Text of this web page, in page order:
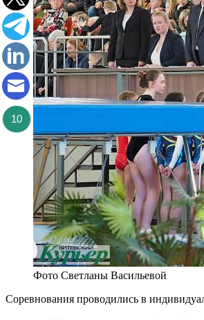
Фото Светланы Васильевой
Соревнования проводились в
10